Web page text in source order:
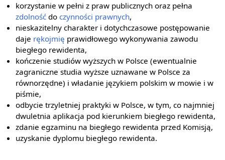
korzystanie w pełni z praw publicznych oraz pełna
zdolność doczynności prawnych,
nieskazitelny charakter i dotychczasowe postępowanie
daje rękojmię prawidłowego wykonywania zawodu
biegłego rewidenta,
kończenie studiów wyższych w Polsce (ewentualnie
zagraniczne studia wyższe uznawane w Polsce za
równorzędne) i władanie językiem polskim w mowie i w
piśmie,
odbycie trzyletniej praktyki w Polsce, w tym, co najmniej
dwuletnia aplikacja pod kierunkiem biegłego rewidenta,
zdanie egzaminu na biegłego rewidenta przed Komisją,
uzyskanie dyplomu biegłego rewidenta.